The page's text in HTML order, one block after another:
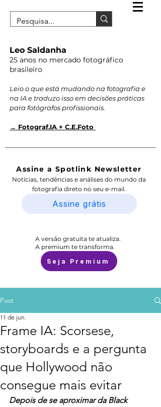
Leo Saldanha
25 anos no mercado fotográfico
brasileiro
Leio o que está mudando na fotografia e
na IA e traduzo isso em decisões práticas
para fotógrafos profissionais.
→ Fotograf.IA + C.E.Foto
Assine a Spotlink Newsletter
Notícias, tendências e análises do mundo da
fotografia direto no seu e-mail.
Assine grátis
A versão gratuita te atualiza.
A premium te transforma.
Seja Premium
Post
Frame IA: Scorsese,
storyboards e a pergunta
que Hollywood não
consegue mais evitar
11 de jun.
Depois de se aproximar da Black